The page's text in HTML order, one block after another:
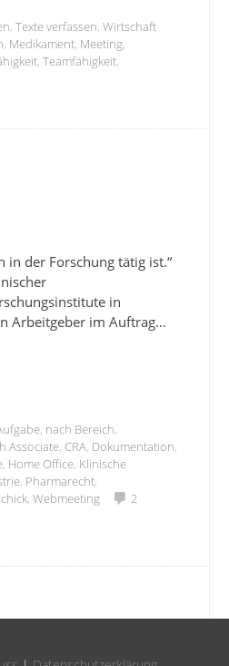
, Texte verfassen, Wirtschaft
, Medikament, Meeting,
, Teamfähigkeit,
in der Forschung tätig ist.“
in
Arbeitgeber im Auftrag…
, nach Bereich,
Associate, CRA, Dokumentation,
, Home Office, Klinische
, Pharmarecht,
, Webmeeting
2